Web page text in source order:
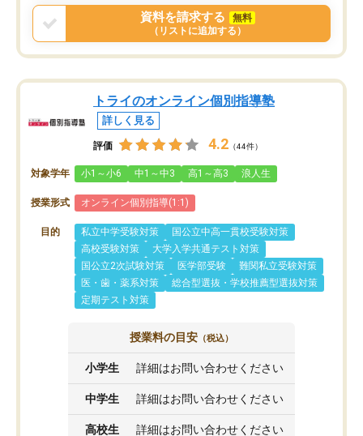
資料を請求する
無料
（リストに追加する）
トライのオンライン個別指導塾
詳しく見る
評価 4.2 （44件）
対象学年 小1～小6 中1～中3 高1～高3 浪人生
授業形式 オンライン個別指導(1:1)
目的 私立中学受験対策
国公立中高一貫校受験対策
高校受験対策
大学入学共通テスト対策
国公立2次試験対策
医学部受験
難関私立受験対策
医・歯・薬系対策
総合型選抜・学校推薦型選抜対策
定期テスト対策
授業料の目安 （税込）
小学生 詳細はお問い合わせください
中学生 詳細はお問い合わせください
高校生 詳細はお問い合わせください